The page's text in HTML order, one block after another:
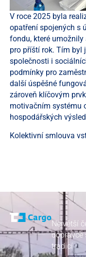
V roce 2025 byla
opatření spojených s
fondu, které
pro příští rok. Tím byl
společnosti i
podmínky pro
další úspěšné
zároveň klíčovým
motivačním systému
hospodářských
Kolektivní smlouva
Největší
dopravce
tradicí